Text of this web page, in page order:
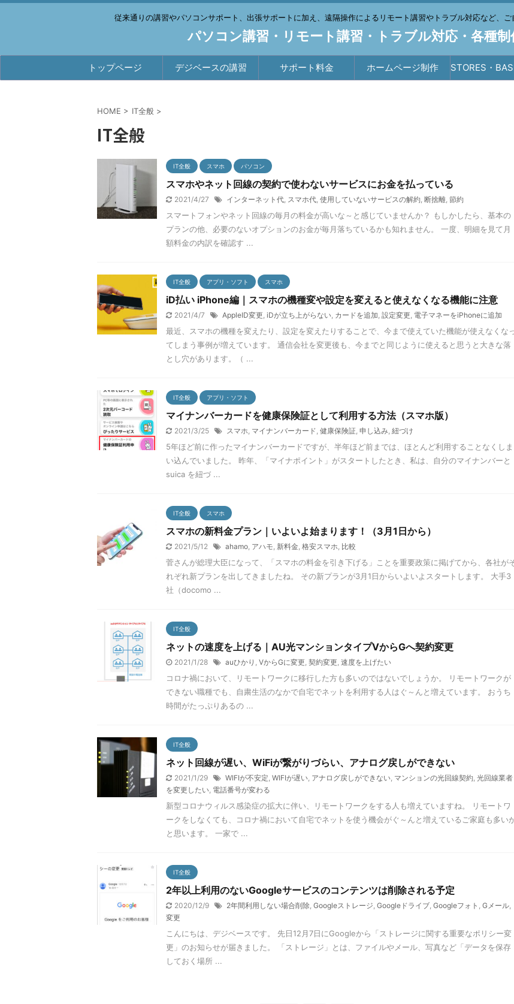
従来通りの講習やパソコンサポート、出張サポートに加え、遠隔操作によるリモート講習やトラブル対応など、
パソコン講習・リモート講習・トラブル対応・各種制
トップページ デジベースの講習 サポート料金 ホームページ制作 STORES・
HOME > IT全般 >
IT全般
IT全般 スマホ パソコン
スマホやネット回線の契約で使わないサービスにお金を払っている
2021/4/27 インターネット代, スマホ代, 使用していないサービスの解約, 断捨離, 節約
スマートフォンやネット回線の毎月の料金が高いな～と感じていませんか？ もしかしたら、基本の
プランの他、必要のないオプションのお金が毎月落ちているかも知れません。 一度、明細を見て月
額料金の内訳を確認す ...
IT全般 アプリ・ソフト スマホ
iD払い iPhone編｜スマホの機種変や設定を変えると使えなくなる機能に注意
2021/4/7 AppleID変更, iDが立ち上がらない, カードを追加, 設定変更, 電子マネーをiPhoneに追加
最近、スマホの機種を変えたり、設定を変えたりすることで、今まで使えていた機能が使えなくな
てしまう事例が増えています。 通信会社を変更後も、今までと同じように使えると思うと大きな落
とし穴があります。（ ...
IT全般 アプリ・ソフト
マイナンバーカードを健康保険証として利用する方法（スマホ版）
2021/3/25 スマホ, マイナンバーカード, 健康保険証, 申し込み, 紐づけ
5年ほど前に作ったマイナンバーカードですが、半年ほど前までは、ほとんど利用することなくしま
い込んでいました。 昨年、「マイナポイント」がスタートしたとき、私は、自分のマイナンバーと
suica を紐づ ...
IT全般 スマホ
スマホの新料金プラン｜いよいよ始まります！（3月1日から）
2021/5/12 ahamo, アハモ, 新料金, 格安スマホ, 比較
菅さんが総理大臣になって、「スマホの料金を引き下げる」ことを重要政策に掲げてから、各社が
れぞれ新プランを出してきましたね。 その新プランが3月1日からいよいよスタートします。 大手3
社（docomo ...
IT全般
ネットの速度を上げる｜AU光マンションタイプVからGへ契約変更
2021/1/28 auひかり , VからGに変更, 契約変更, 速度を上げたい
コロナ禍において、リモートワークに移行した方も多いのではないでしょうか。 リモートワークが
できない職種でも、自粛生活のなかで自宅でネットを利用する人はぐ～んと増えています。 おうち
時間がたっぷりあるの ...
IT全般
ネット回線が遅い、WiFiが繋がりづらい、アナログ戻しができない
2021/1/29 WIFIが不安定, WIFIが遅い, アナログ戻しができない, マンションの光回線契約, 光回線業者
を変更したい, 電話番号が変わる
新型コロナウィルス感染症の拡大に伴い、リモートワークをする人も増えていますね。 リモートワ
ークをしなくても、コロナ禍において自宅でネットを使う機会がぐ～んと増えているご家庭も多い
と思います。 一家で ...
IT全般
2年以上利用のないGoogleサービスのコンテンツは削除される予定
2020/12/9 2年間利用しない場合削除, Googleストレージ, Googleドライブ, Googleフォト , Gメール,
変更
こんにちは、デジベースです。 先日12月7日にGoogleから「ストレージに関する重要なポリシー変
更」のお知らせが届きました。 「ストレージ」とは、ファイルやメール、写真など「データを保存
しておく場所 ...